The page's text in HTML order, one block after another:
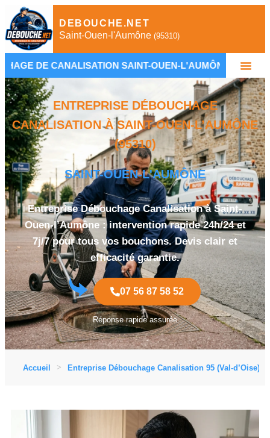
DEBOUCHE.NET
Saint-Ouen-l'Aumône (95310)
SAINT-OUEN-L'AUMÔNE • PLOMBIER
ENTREPRISE DÉBOUCHAGE
CANALISATION À SAINT-OUEN-L’AUMÔNE
(95310)
SAINT-OUEN-L'AUMÔNE
Entreprise Débouchage Canalisation à Saint-
Ouen-l’Aumône : intervention rapide 24h/24 et
7j/7 pour tous vos bouchons. Devis clair et
efficacité garantie.
07 56 87 58 52
Réponse rapide assurée
Accueil Entreprise Débouchage Canalisation 95 (Val-d’Oise)